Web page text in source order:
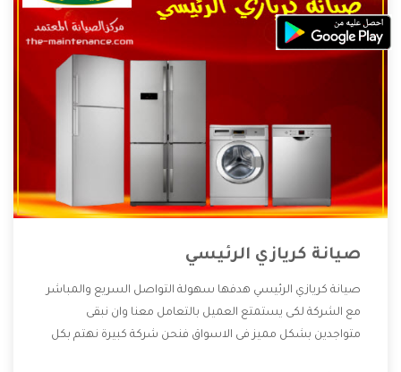
صيانة كريازي الرئيسي
صيانة كريازي الرئيسي هدفها سهولة التواصل السريع والمباشر
مع الشركة لكى يستمتع العميل بالتعامل معنا وان نبقى
متواجدين بشكل مميز فى الاسواق فنحن شركة كبيرة نهتم بكل